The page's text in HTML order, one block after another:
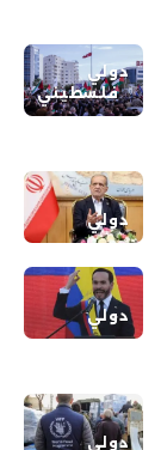
دولي
فلسطيني
دولي
دولي
دولي